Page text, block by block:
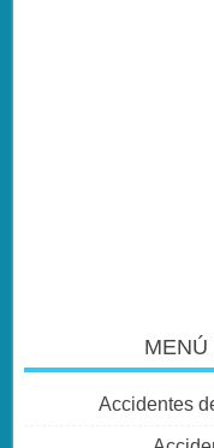
Accidentes